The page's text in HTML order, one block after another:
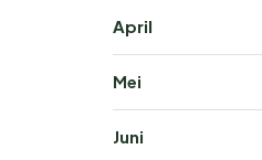
April
Mei
Juni